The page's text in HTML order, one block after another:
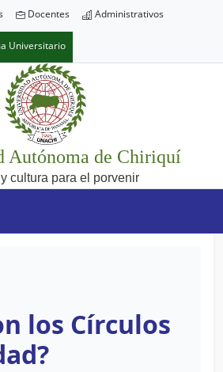
Docentes Administrativos
Universitario
Autónoma de Chiriquí
cultura para el porvenir
los Círculos